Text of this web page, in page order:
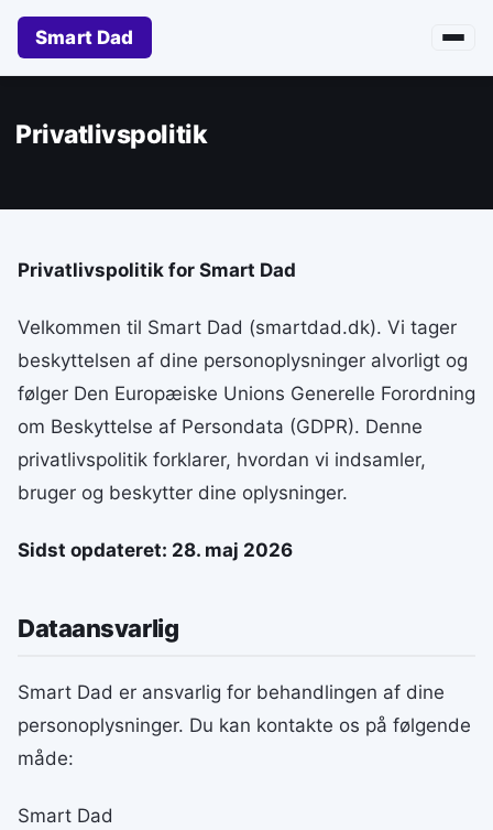
Smart Dad
Privatlivspolitik
Privatlivspolitik for Smart Dad
Velkommen til Smart Dad (smartdad.dk). Vi tager
beskyttelsen af dine personoplysninger alvorligt og
følger Den Europæiske Unions Generelle Forordning
om Beskyttelse af Persondata (GDPR). Denne
privatlivspolitik forklarer, hvordan vi indsamler,
bruger og beskytter dine oplysninger.
Sidst opdateret: 28. maj 2026
Dataansvarlig
Smart Dad er ansvarlig for behandlingen af dine
personoplysninger. Du kan kontakte os på følgende
måde:
Smart Dad